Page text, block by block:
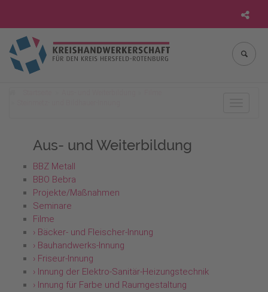
Aus- und Weiterbildung
BBZ Metall
BBO Bebra
Projekte/Maßnahmen
Seminare
Filme
› Bäcker- und Fleischer-Innung
› Bauhandwerks-Innung
› Friseur-Innung
› Innung der Elektro-Sanitär-Heizungstechnik
› Innung für Farbe und Raumgestaltung